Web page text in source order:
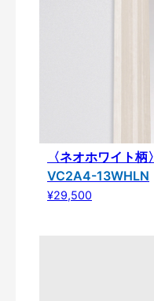
〈ネオホワイト柄〉
VC2A4-13WHLN
¥29,500